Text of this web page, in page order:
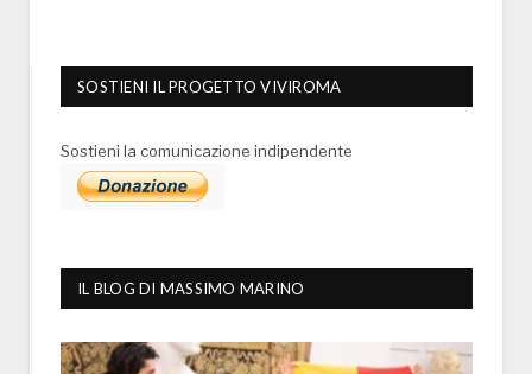
SOSTIENI IL PROGETTO VIVIROMA
Sostieni la comunicazione indipendente
IL BLOG DI MASSIMO MARINO